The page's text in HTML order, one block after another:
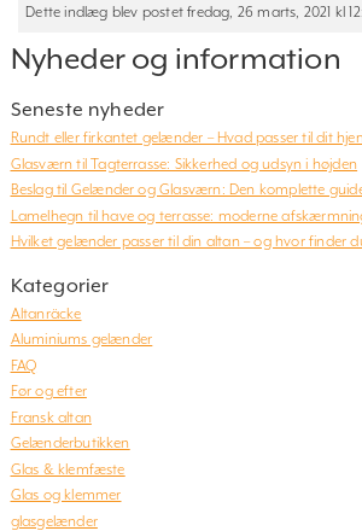
Dette indlæg blev postet fredag, 26 marts, 2021 kl
Nyheder og information
Seneste nyheder
Rundt eller firkantet gelænder – Hvad passer til dit
Glasværn til Tagterrasse: Sikkerhed og udsyn i højden
Beslag til Gelænder og Glasværn: Den komplette
Lamelhegn til have og terrasse: moderne
Hvilket gelænder passer til din altan – og hvor finder
Kategorier
Altanräcke
Aluminiums gelænder
FAQ
Før og efter
Fransk altan
Gelænderbutikken
Glas & klemfæste
Glas og klemmer
glasgelænder